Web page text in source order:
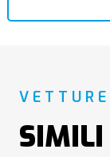
VETTURE
SIMILI